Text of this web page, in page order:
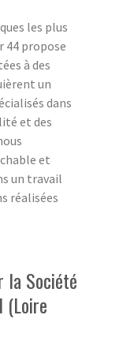
les plus
44 propose
à des
un
dans
et des
et
un travail
réalisées
la Société
(Loire